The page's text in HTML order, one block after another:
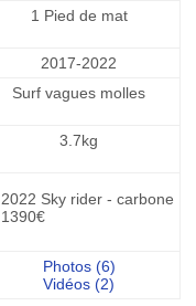
1 Pied de mat
2017-2022
Surf vagues molles
3.7kg
2022 Sky rider - carbone
1390€
Photos (6)
Vidéos (2)